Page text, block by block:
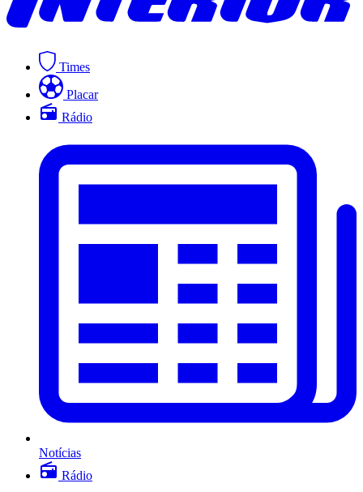
Times
Placar
Rádio
Notícias
Rádio